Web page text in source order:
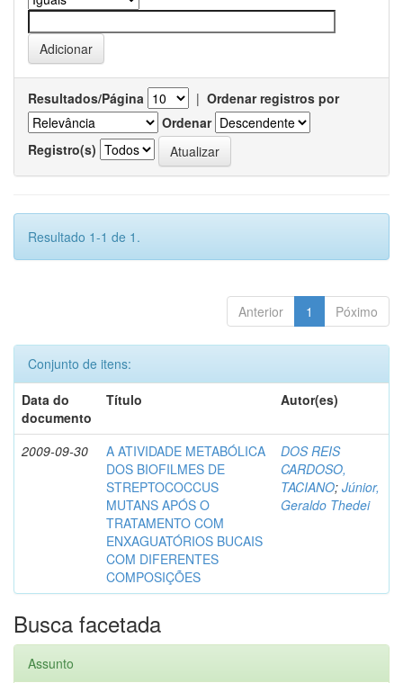
Resultados/Página | Ordenar registros por
Ordenar
Registro(s)
Resultado 1-1 de 1.
Anterior 1 Póximo
Conjunto de itens:
Data do
documento
Título Autor(es)
2009-09-30
A ATIVIDADE METABÓLICA
DOS BIOFILMES DE
STREPTOCOCCUS
MUTANS APÓS O
TRATAMENTO COM
ENXAGUATÓRIOS BUCAIS
COM DIFERENTES
COMPOSIÇÕES
DOS REIS
CARDOSO,
TACIANO; Júnior,
Geraldo Thedei
Busca facetada
Assunto